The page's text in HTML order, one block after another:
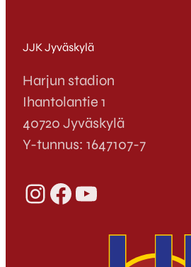
JJK Jyväskylä
Harjun stadion
Ihantolantie 1
40720 Jyväskylä
Y-tunnus: 1647107-7
InstagramFacebook YouTube